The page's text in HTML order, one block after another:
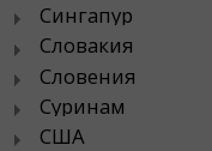
Сингапур
Словакия
Словения
Суринам
США